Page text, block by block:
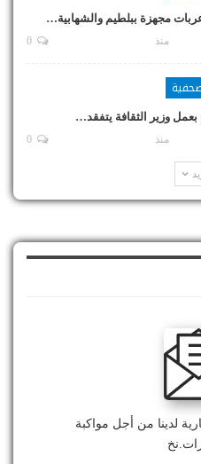
منذ
بعمل وزير الثقافة يتفقد…
منذ
لدينا من أجل مواكبة